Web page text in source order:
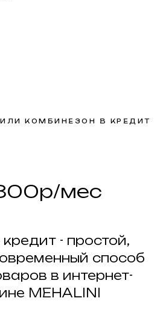
КОМБИНЕЗОН В КРЕДИТ
мес
- простой,
способ
в интернет-
MEHALINI